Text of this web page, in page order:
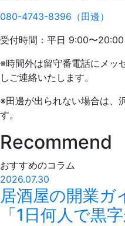
080-4743-8396（田邊）
受付時間：平日 9:00〜20:00
※時間外は留守番電話にメッ
しご連絡いたします。
※田邊が出られない場合は、
す。
Recommend
おすすめのコラム
2026.07.30
居酒屋の開業ガ
「1日何人で黒